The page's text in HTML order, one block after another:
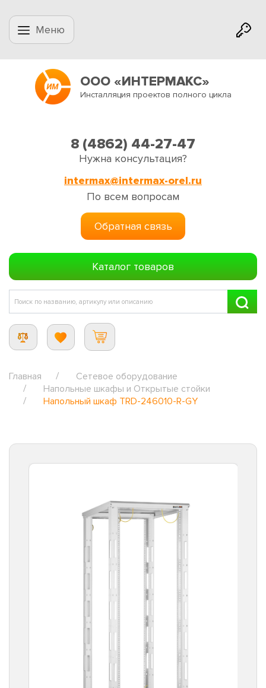
Меню
ООО «ИНТЕРМАКС»
Инсталляция проектов полного цикла
8 (4862) 44-27-47
Нужна консультация?
intermax@intermax-orel.ru
По всем вопросам
Обратная связь
Каталог товаров
Главная
Сетевое оборудование
Напольные шкафы и Открытые стойки
Напольный шкаф TRD-246010-R-GY